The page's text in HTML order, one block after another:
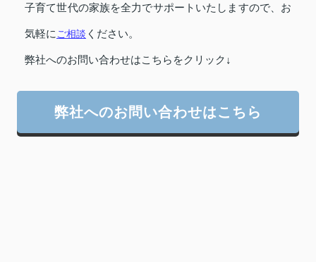
子育て世代の家族を全力でサポートいたしますので、お
気軽に ご相談 ください。
弊社へのお問い合わせはこちらをクリック↓
弊社へのお問い合わせはこちら